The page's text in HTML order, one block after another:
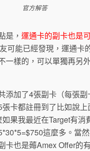
官方解答
是， 運通卡的副卡也是
可能已經發現，運通卡
一樣的，可以單獨再另
添加了4張副卡（每張
卡都註冊到了比如說上
果我最近在Target有消
這麼多。當
卡也是薅Amex Offer的